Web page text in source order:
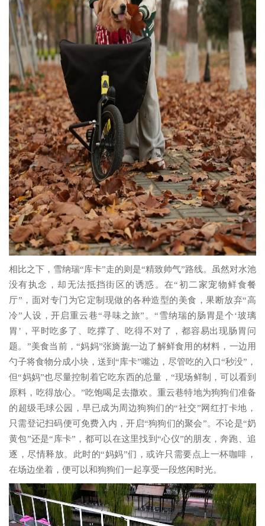
相比之下，雪纳瑞“库卡”走的则是“精致帅气”路线。虽然对水池
没有执念，却无法抵挡街区的诱惑。在“初二家宠物鲜食餐
厅”，面对专门为它定制现做的各种造型的美食，果断放弃“高
冷”人设，开启重云巷“寻味之旅”。“雪纳瑞的肠胃是个‘玻璃
胃’，平时吃多了、吃撑了、吃得不对了，都容易出现肠胃问
题。”美食当前，“妈妈”张旖旎一边了解鲜食用的材料，一边用
勺子将食物分成小块，送到“库卡”嘴边，尽管吃的入口“秒没”，
但“妈妈”也尽量控制着它吃东西的总量，“现场鲜制，可以看到
原料，吃得放心。”吃饱喝足去撒欢。重云巷特地为狗狗们准备
的超级毛球公园，早已成为周边狗狗们的“社交”网红打卡地，
只需登记扫码便可免费入内，开启“狗狗们的聚会”。不论是“奶
黄包”还是“库卡”，都可以在这里找到“心仪”的朋友，奔跑、追
逐，尽情释放。此时的“妈妈”们，或许只需要点上一杯咖啡，
在场边坐着，便可以和狗狗们一起享受一段悠闲时光。